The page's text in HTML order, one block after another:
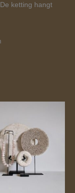
ketting hangt